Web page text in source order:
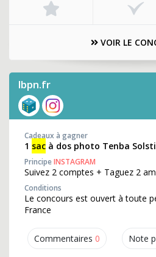
VOIR LE
lbpn.fr
Commentaires 0 Note
Cadeaux à gagner
1 sac à dos photo Tenba
PrincipeINSTAGRAM
Suivez 2 comptes + Taguez 2
Conditions
Le concours est ouvert à toute
France